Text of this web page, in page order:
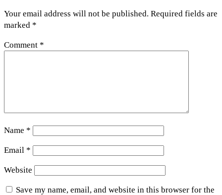
Your email address will not be published. Required fields are
marked *
Comment *
Name *
Email *
Website
Save my name, email, and website in this browser for the